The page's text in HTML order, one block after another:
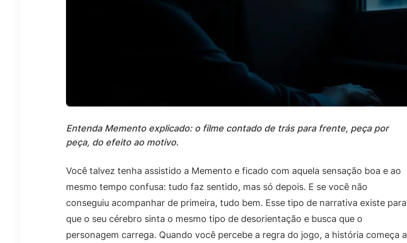
Entenda Memento explicado: o filme contado de trás para frente, peça por
peça, do efeito ao motivo.
Você talvez tenha assistido a Memento e ficado com aquela sensação boa e ao
mesmo tempo confusa: tudo faz sentido, mas só depois. E se você não
conseguiu acompanhar de primeira, tudo bem. Esse tipo de narrativa existe para
que o seu cérebro sinta o mesmo tipo de desorientação e busca que o
personagem carrega. Quando você percebe a regra do jogo, a história começa a